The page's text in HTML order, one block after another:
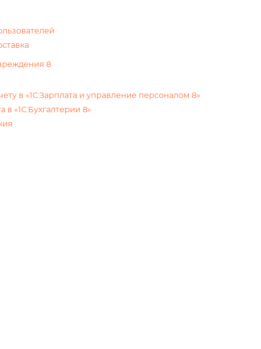
8
в «1С:Зарплата и управление персоналом 8»
«1С:Бухгалтерии 8»